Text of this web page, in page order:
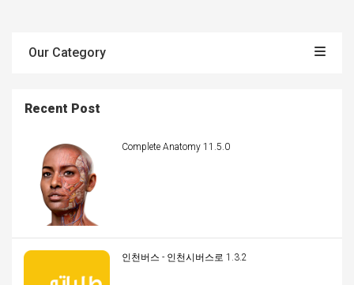
Our Category
Recent Post
Complete Anatomy 11.5.0
인천버스 - 인천시버스로 1.3.2